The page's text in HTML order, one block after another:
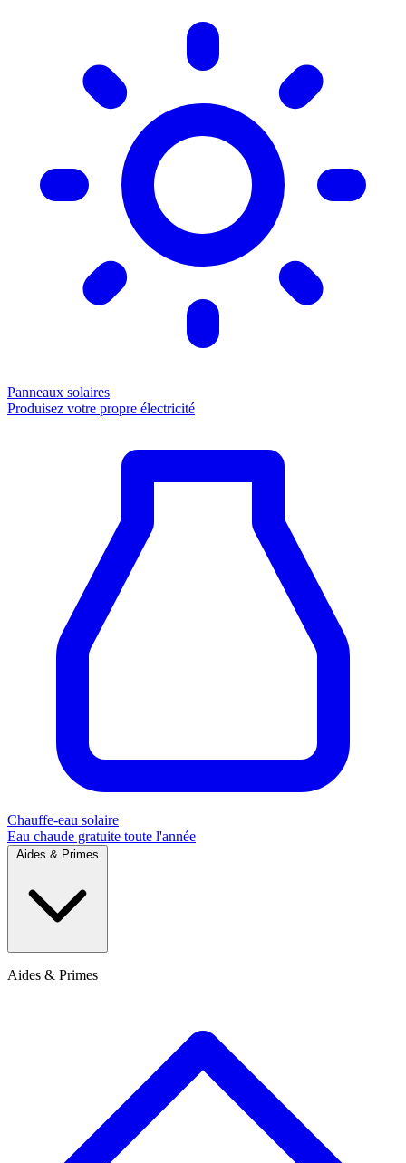
Panneaux solaires
Produisez votre propre électricité
Chauffe-eau solaire
Eau chaude gratuite toute l'année
Aides & Primes